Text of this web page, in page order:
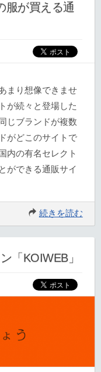
服が買える通
まり想像できませ
が続々と登場した
じブランドが複数
がどこのサイトで
内の有名セレクト
ができる通販サイ
続きを読む
「KOIWEB」